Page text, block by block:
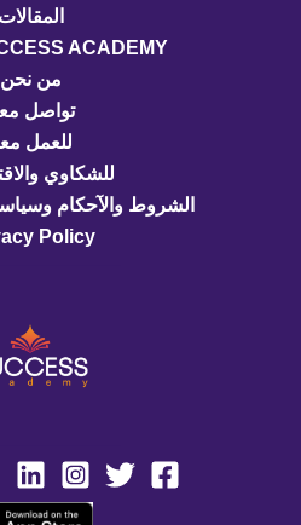
SUCCESS ACADEMY كورسات
تواصل معنا
للعمل معنا
للشكاوي والاقتراحات
الشروط والآحكام وسياسة
Privacy Policy